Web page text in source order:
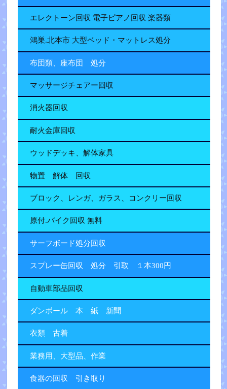
エレクトーン回収 電子ピアノ回収 楽器類
鴻巣.北本市 大型ベッド・マットレス処分
布団類、座布団 処分
マッサージチェアー回収
消火器回収
耐火金庫回収
ウッドデッキ、解体家具
物置 解体 回収
ブロック、レンガ、ガラス、コンクリー回収
原付.バイク回収 無料
サーフボード処分回収
スプレー缶回収 処分 引取 １本300円
自動車部品回収
ダンボール 本 紙 新聞
衣類 古着
業務用、大型品、作業
食器の回収 引き取り